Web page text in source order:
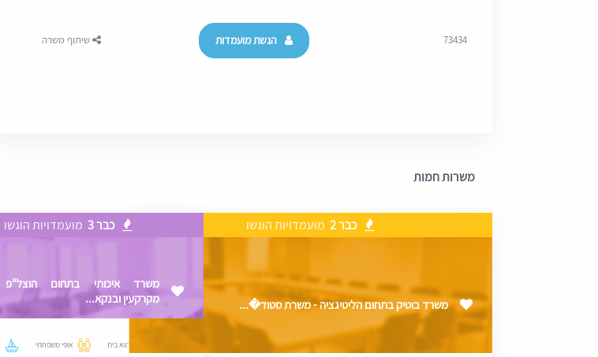
73434 הגשת מועמדות שיתוף משרה
משרות חמות
כבר 2 מועמדויות הוגשו
משרד בוטיק בתחום הליטיגציה - משרת סטוד�...
כבר 3 מועמדויות הוגשו
משרד איכותי בתחום הוצל"פ
מקרקעין ובנקא...
מקום שהוא בית אופי משפחתי